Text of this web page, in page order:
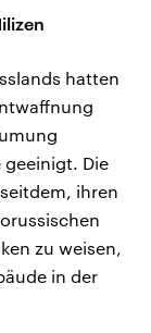
hatten
geeinigt. Die
ihren
zu weisen,
in der